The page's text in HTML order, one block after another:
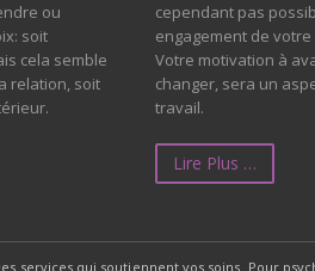
ou
soit
cela semble
relation, soit
cependant pas
engagement de
Votre motivation à
changer, sera un
travail.
Lire Plus …
services qui soutiennent vos soins. Pour